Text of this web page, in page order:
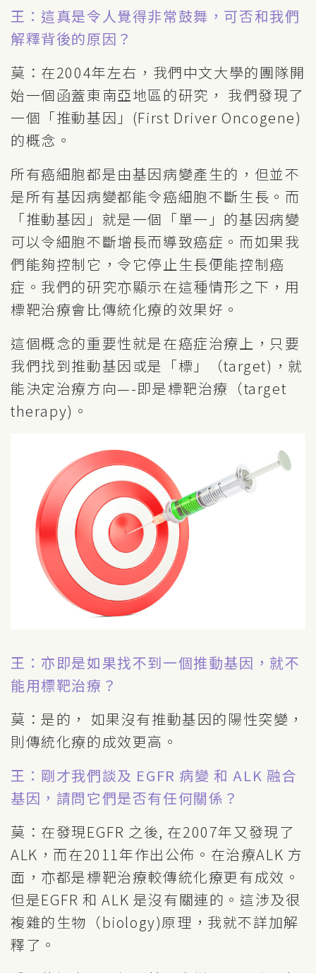
王：這真是令人覺得非常鼓舞，可否和我們
解釋背後的原因？
莫：在2004年左右，我們中文大學的團隊開
始一個函蓋東南亞地區的研究， 我們發現了
一個「推動基因」(First Driver Oncogene)
的概念。
所有癌細胞都是由基因病變產生的，但並不
是所有基因病變都能令癌細胞不斷生長。而
「推動基因」就是一個「單一」的基因病變
可以令細胞不斷增長而導致癌症。而如果我
們能夠控制它，令它停止生長便能控制癌
症。我們的研究亦顯示在這種情形之下，用
標靶治療會比傳統化療的效果好。
這個概念的重要性就是在癌症治療上，只要
我們找到推動基因或是「標」（target)，就
能決定治療方向—-即是標靶治療（target
therapy)。
王：亦即是如果找不到一個推動基因，就不
能用標靶治療？
莫：是的， 如果沒有推動基因的陽性突變，
則傳統化療的成效更高。
王：剛才我們談及 EGFR 病變 和 ALK 融合
基因，請問它們是否有任何關係？
莫：在發現EGFR 之後, 在2007年又發現了
ALK，而在2011年作出公佈。在治療ALK 方
面，亦都是標靶治療較傳統化療更有成效。
但是EGFR 和 ALK 是沒有關連的。這涉及很
複雜的生物（biology)原理，我就不詳加解
釋了。